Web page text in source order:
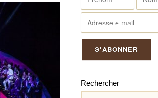
Rechercher